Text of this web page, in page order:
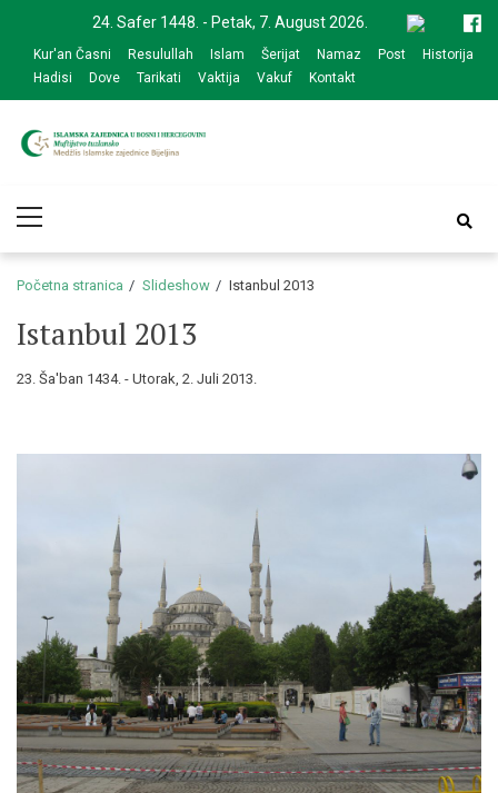
navigation
content
24. Safer 1448. - Petak, 7. August 2026.
Kur'an Časni Resulullah Islam Šerijat Namaz Post
Historija
Hadisi
Dove Tarikati Vaktija Vakuf Kontakt
zajednice Bijeljina
Menu
Početna stranica Slideshow Istanbul 2013
Istanbul 2013
23. Ša'ban 1434. - Utorak, 2. Juli 2013.